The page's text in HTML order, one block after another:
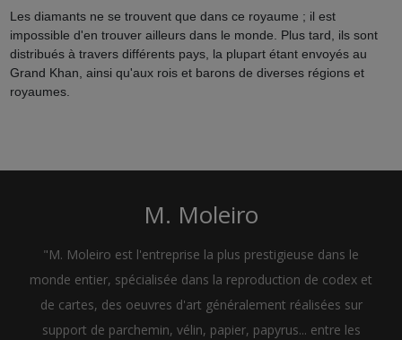
Les diamants ne se trouvent que dans ce royaume ; il est
impossible d'en trouver ailleurs dans le monde. Plus tard, ils sont
distribués à travers différents pays, la plupart étant envoyés au
Grand Khan, ainsi qu'aux rois et barons de diverses régions et
royaumes.
M. Moleiro
"M. Moleiro est l'entreprise la plus prestigieuse dans le
monde entier, spécialisée dans la reproduction de codex et
de cartes, des oeuvres d'art généralement réalisées sur
support de parchemin, vélin, papier, papyrus... entre les